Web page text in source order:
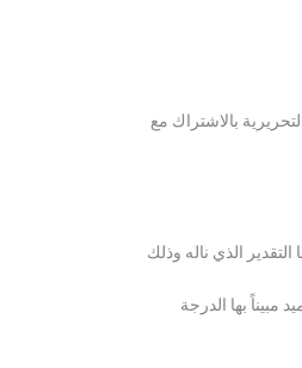
بالاشتراك مع
الذي ناله وذلك
بها الدرجة